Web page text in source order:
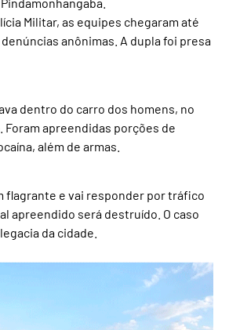
Militar, as equipes chegaram até
anônimas. A dupla foi presa
dentro do carro dos homens, no
Foram apreendidas porções de
além de armas.
flagrante e vai responder por tráfico
apreendido será destruído. O caso
da cidade.